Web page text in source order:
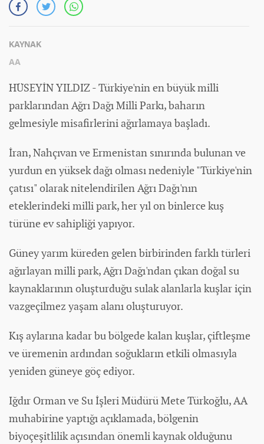
KAYNAK
AA
HÜSEYİN YILDIZ - Türkiye'nin en büyük milli
parklarından Ağrı Dağı Milli Parkı, baharın
gelmesiyle misafirlerini ağırlamaya başladı.
İran, Nahçıvan ve Ermenistan sınırında bulunan ve
yurdun en yüksek dağı olması nedeniyle "Türkiye'nin
çatısı" olarak nitelendirilen Ağrı Dağı'nın
eteklerindeki milli park, her yıl on binlerce kuş
türüne ev sahipliği yapıyor.
Güney yarım küreden gelen birbirinden farklı türleri
ağırlayan milli park, Ağrı Dağı'ndan çıkan doğal su
kaynaklarının oluşturduğu sulak alanlarla kuşlar için
vazgeçilmez yaşam alanı oluşturuyor.
Kış aylarına kadar bu bölgede kalan kuşlar, çiftleşme
ve üremenin ardından soğukların etkili olmasıyla
yeniden güneye göç ediyor.
Iğdır Orman ve Su İşleri Müdürü Mete Türkoğlu, AA
muhabirine yaptığı açıklamada, bölgenin
biyoçeşitlilik açısından önemli kaynak olduğunu